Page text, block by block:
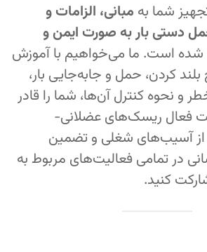
شما به مبانی، الزامات و
دستی بار به صورت ایمن و
است. ما می‌خواهیم با آموزش
کردن، حمل و جابه‌جایی بار،
و نحوه کنترل آن‌ها، شما را قادر
فعال ریسک‌های عضلانی-
از آسیب‌های شغلی و تضمین
در تمامی فعالیت‌های مربوط به
کنید.